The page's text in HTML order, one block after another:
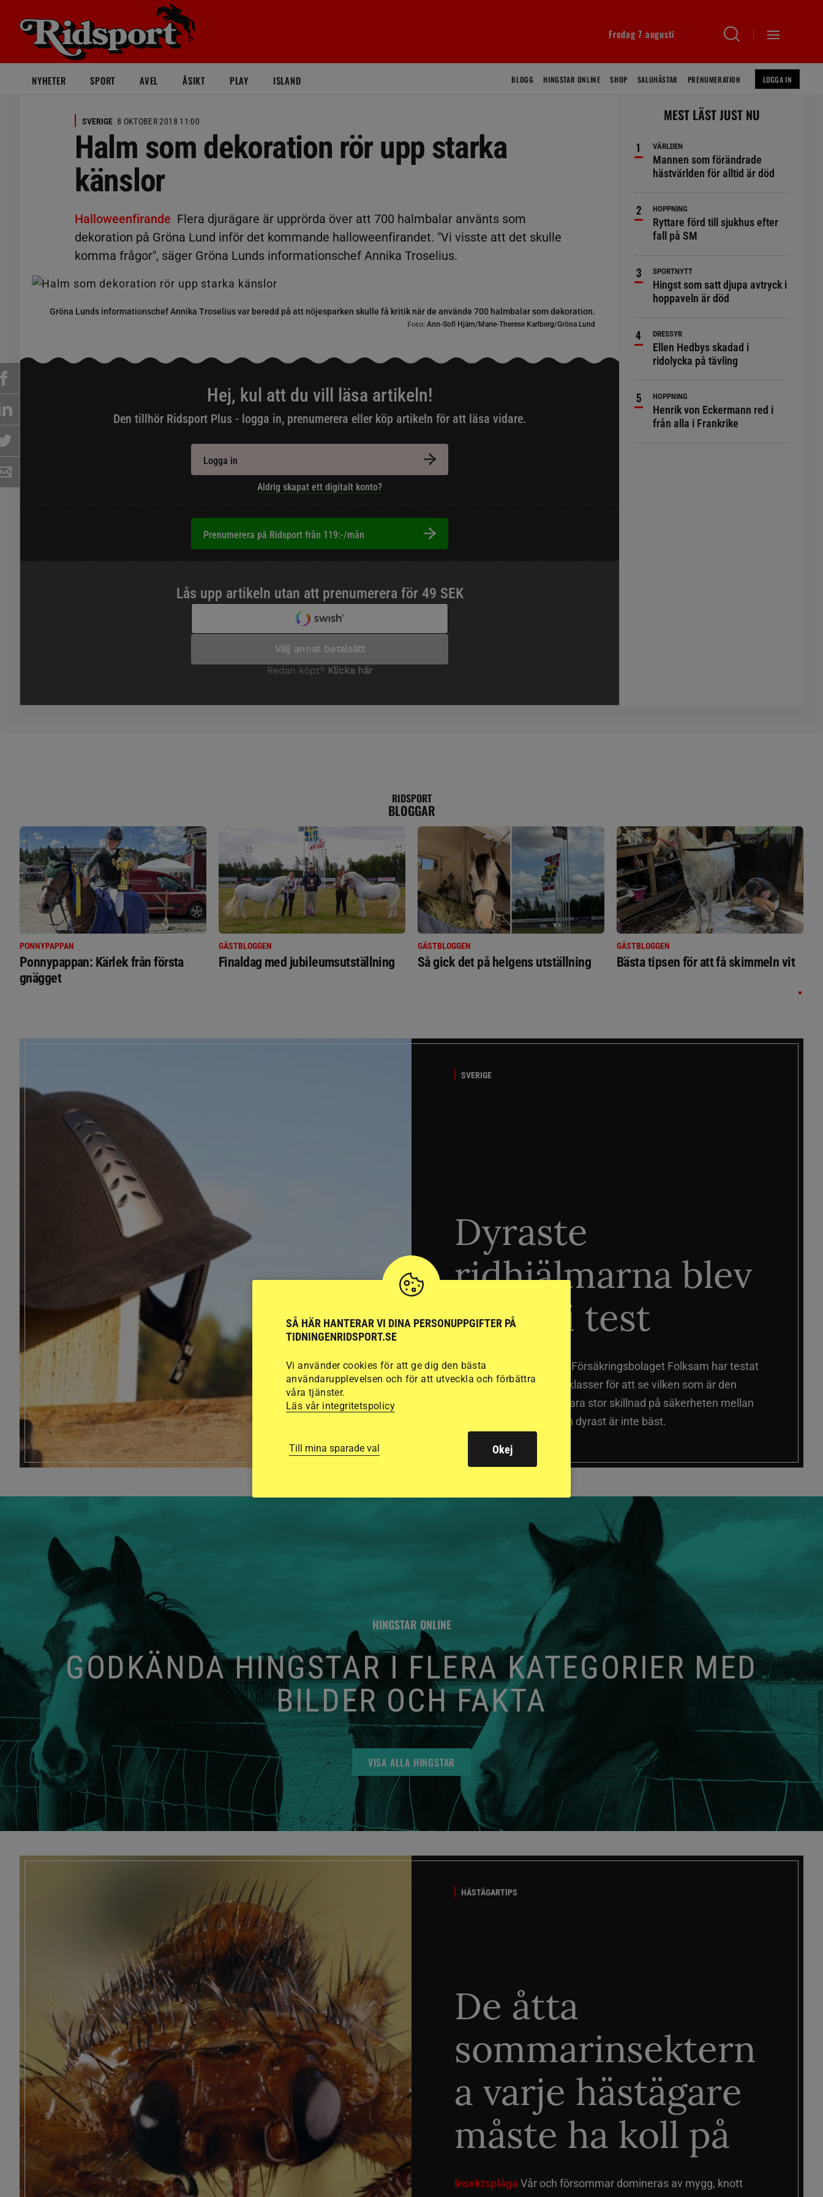
Fredag 7 augusti
NYHETER SPORT AVEL ÅSIKT PLAY ISLAND BLOGG HINGSTAR ONLINE SHOP SALUHÄSTAR PRENUMERATION LOGGA IN
SVERIGE 8 OKTOBER 2018 11:00
Halm som dekoration rör upp starka
känslor
Halloweenfirande Flera djurägare är upprörda över att 700 halmbalar använts som
dekoration på Gröna Lund inför det kommande halloweenfirandet. "Vi visste att det skulle
komma frågor", säger Gröna Lunds informationschef Annika Troselius.
Gröna Lunds informationschef Annika Troselius var beredd på att nöjesparken skulle få kritik när de använde 700 halmbalar som dekoration.
Foto: Ann-Sofi Hjärn/Marie-Therese Karlberg/Gröna Lund
Hej, kul att du vill läsa artikeln!
Den tillhör Ridsport Plus - logga in, prenumerera eller köp artikeln för att läsa vidare.
Logga in
Aldrig skapat ett digitalt konto?
Prenumerera på Ridsport från 119:-/mån
MEST LÄST JUST NU
VÄRLDEN
Mannen som förändrade
hästvärlden för alltid är död
HOPPNING
Ryttare förd till sjukhus efter
fall på SM
SPORTNYTT
Hingst som satt djupa avtryck i
hoppaveln är död
DRESSYR
Ellen Hedbys skadad i
ridolycka på tävling
HOPPNING
Henrik von Eckermann red i
från alla i Frankrike
RIDSPORT
BLOGGAR
PONNYPAPPAN
Ponnypappan: Kärlek från första
gnägget
GÄSTBLOGGEN
Finaldag med jubileumsutställning
GÄSTBLOGGEN
Så gick det på helgens utställning
GÄSTBLOGGEN
Bästa tipsen för att få skimmeln vit
SVERIGE
Dyraste
ridhjälmarna blev
sämst i test
Stort test av ridhjälmar Försäkringsbolaget Folksam har testat
15 ridhjälmar i olika prisklasser för att se vilken som är den
säkraste. Det visar sig vara stor skillnad på säkerheten mellan
de olika hjälmarna – och dyrast är inte bäst.
HINGSTAR ONLINE
GODKÄNDA HINGSTAR I FLERA KATEGORIER MED
BILDER OCH FAKTA
VISA ALLA HINGSTAR
HÄSTÄGARTIPS
De åtta
sommarinsektern
a varje hästägare
måste ha koll på
Insektsplåga Vår och försommar domineras av mygg, knott
SÅ HÄR HANTERAR VI DINA PERSONUPPGIFTER PÅ
TIDNINGENRIDSPORT.SE
Vi använder cookies för att ge dig den bästa
användarupplevelsen och för att utveckla och förbättra
våra tjänster.
Läs vår integritetspolicy
Till mina sparade val Okej